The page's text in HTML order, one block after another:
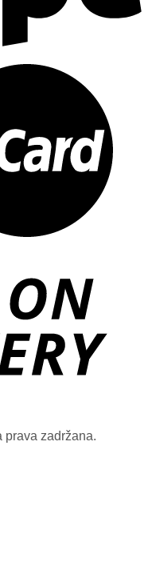
prava zadržana.